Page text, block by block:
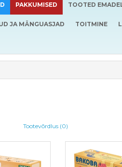
PAKKUMISED TOOTED
JA MÄNGUASJAD TOITMINE
Tootevõrdlus (0)